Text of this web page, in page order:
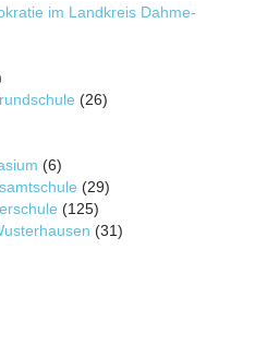
im Landkreis Dahme-
(26)
(6)
(29)
(125)
(31)